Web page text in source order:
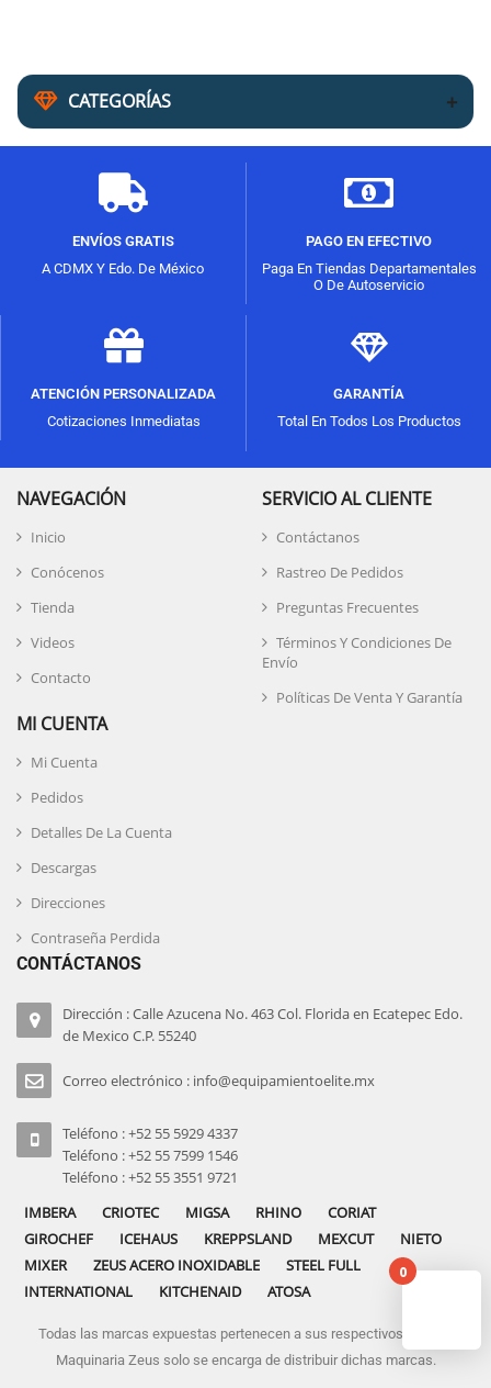
CATEGORÍAS
ENVÍOS GRATIS
A CDMX Y Edo. De México
PAGO EN EFECTIVO
Paga En Tiendas Departamentales
O De Autoservicio
ATENCIÓN PERSONALIZADA
Cotizaciones Inmediatas
GARANTÍA
Total En Todos Los Productos
NAVEGACIÓN
Inicio
Conócenos
Tienda
Videos
Contacto
SERVICIO AL CLIENTE
Contáctanos
Rastreo De Pedidos
Preguntas Frecuentes
Términos Y Condiciones De
Envío
Políticas De Venta Y Garantía
MI CUENTA
Mi Cuenta
Pedidos
Detalles De La Cuenta
Descargas
Direcciones
Contraseña Perdida
CONTÁCTANOS
Dirección : Calle Azucena No. 463 Col. Florida en Ecatepec Edo.
de Mexico C.P. 55240
Correo electrónico : info@equipamientoelite.mx
Teléfono : +52 55 5929 4337
Teléfono : +52 55 7599 1546
Teléfono : +52 55 3551 9721
IMBERA
CRIOTEC MIGSA RHINO
CORIAT
GIROCHEF
ICEHAUS KREPPSLAND MEXCUT
NIETO
MIXER
ZEUS ACERO INOXIDABLE
STEEL FULL
INTERNATIONAL
KITCHENAID ATOSA
Todas las marcas expuestas pertenecen a sus respectivos dueños
Maquinaria Zeus solo se encarga de distribuir dichas marcas.
0